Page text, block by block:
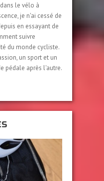
le vélo à
je n'ai cessé de
en essayant de
suivre
du monde cycliste.
un sport et un
pédale après l'autre.